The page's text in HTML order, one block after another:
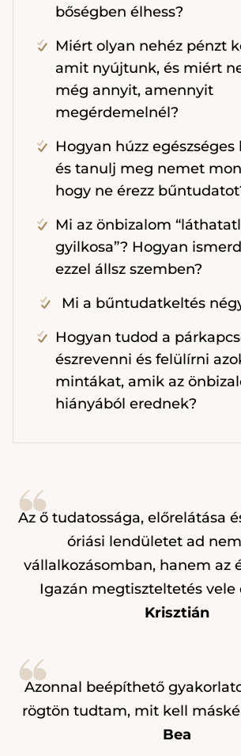
bőségben élhess?
Miért olyan nehéz pénzt
amit nyújtunk, és miért
még annyit, amennyit
megérdemelnél?
Hogyan húzz
és tanulj meg nemet
hogy ne érezz
Mi az önbizalom
gyilkosa”? Hogyan
ezzel állsz szemben?
Mi a bűntudatkeltés
Hogyan tudod a
észrevenni és felülírni
mintákat, amik az
hiányából erednek?
Az ő tudatossága, előrelátása
óriási lendületet ad
vállalkozásomban, hanem az
Igazán megtiszteltetés vele
Krisztián
Azonnal beépíthető
rögtön tudtam, mit kell
Bea